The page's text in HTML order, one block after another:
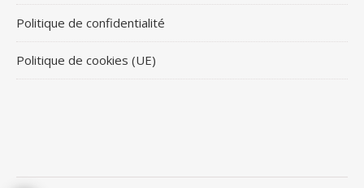
Politique de confidentialité
Politique de cookies (UE)